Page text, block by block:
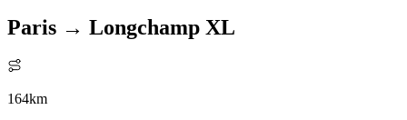
Paris → Longchamp XL
164km